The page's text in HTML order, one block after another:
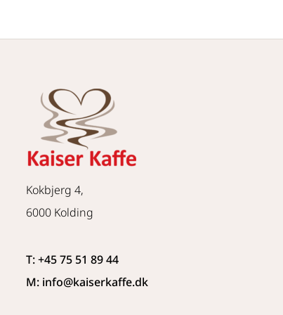
Kokbjerg 4,
6000 Kolding
T: +45 75 51 89 44
M: info@kaiserkaffe.dk